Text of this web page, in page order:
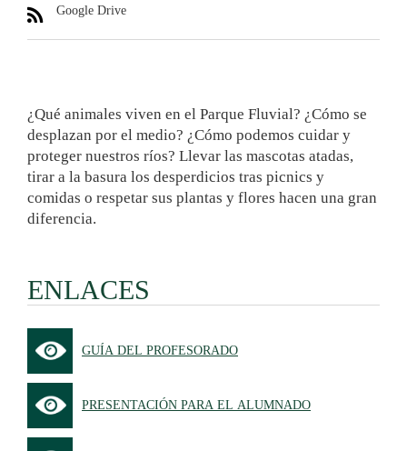
Google Drive
¿Qué animales viven en el Parque Fluvial? ¿Cómo se
desplazan por el medio? ¿Cómo podemos cuidar y
proteger nuestros ríos? Llevar las mascotas atadas,
tirar a la basura los desperdicios tras picnics y
comidas o respetar sus plantas y flores hacen una gran
diferencia.
ENLACES
GUÍA DEL PROFESORADO
PRESENTACIÓN PARA EL ALUMNADO